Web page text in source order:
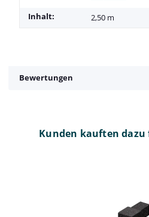
Inhalt: 2,50 m
Bewertungen
Kunden kauften